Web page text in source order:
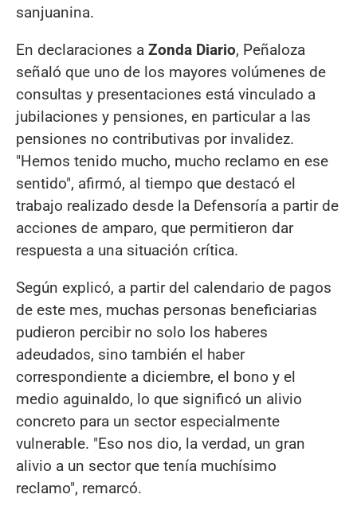
sanjuanina.
En declaraciones a Zonda Diario, Peñaloza
señaló que uno de los mayores volúmenes de
consultas y presentaciones está vinculado a
jubilaciones y pensiones, en particular a las
pensiones no contributivas por invalidez.
"Hemos tenido mucho, mucho reclamo en ese
sentido", afirmó, al tiempo que destacó el
trabajo realizado desde la Defensoría a partir de
acciones de amparo, que permitieron dar
respuesta a una situación crítica.
Según explicó, a partir del calendario de pagos
de este mes, muchas personas beneficiarias
pudieron percibir no solo los haberes
adeudados, sino también el haber
correspondiente a diciembre, el bono y el
medio aguinaldo, lo que significó un alivio
concreto para un sector especialmente
vulnerable. "Eso nos dio, la verdad, un gran
alivio a un sector que tenía muchísimo
reclamo", remarcó.